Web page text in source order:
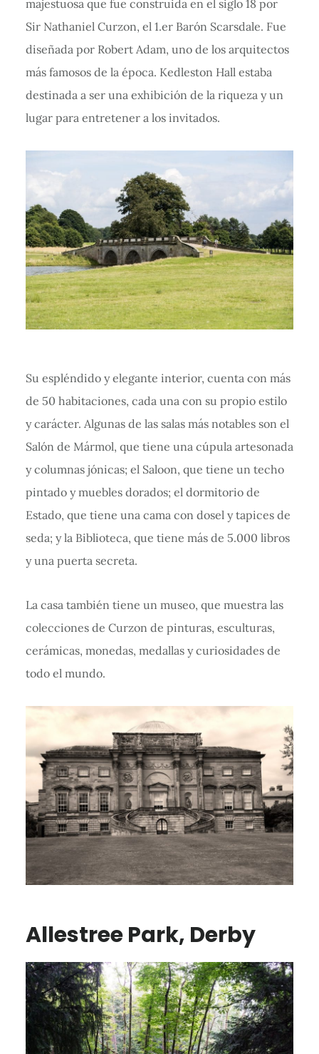
majestuosa que fue construida en el siglo 18 por
Sir Nathaniel Curzon, el 1.er Barón Scarsdale. Fue
diseñada por Robert Adam, uno de los arquitectos
más famosos de la época. Kedleston Hall estaba
destinada a ser una exhibición de la riqueza y un
lugar para entretener a los invitados.
Su espléndido y elegante interior, cuenta con más
de 50 habitaciones, cada una con su propio estilo
y carácter. Algunas de las salas más notables son el
Salón de Mármol, que tiene una cúpula artesonada
y columnas jónicas; el Saloon, que tiene un techo
pintado y muebles dorados; el dormitorio de
Estado, que tiene una cama con dosel y tapices de
seda; y la Biblioteca, que tiene más de 5.000 libros
y una puerta secreta.
La casa también tiene un museo, que muestra las
colecciones de Curzon de pinturas, esculturas,
cerámicas, monedas, medallas y curiosidades de
todo el mundo.
Allestree Park, Derby